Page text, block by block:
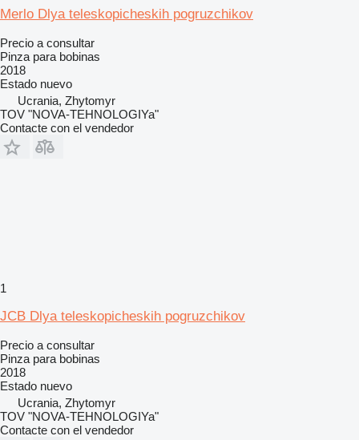
Merlo Dlya teleskopicheskih pogruzchikov
Precio a consultar
Pinza para bobinas
2018
Estado nuevo
Ucrania, Zhytomyr
TOV "NOVA-TEHNOLOGIYa"
Contacte con el vendedor
1
JCB Dlya teleskopicheskih pogruzchikov
Precio a consultar
Pinza para bobinas
2018
Estado nuevo
Ucrania, Zhytomyr
TOV "NOVA-TEHNOLOGIYa"
Contacte con el vendedor